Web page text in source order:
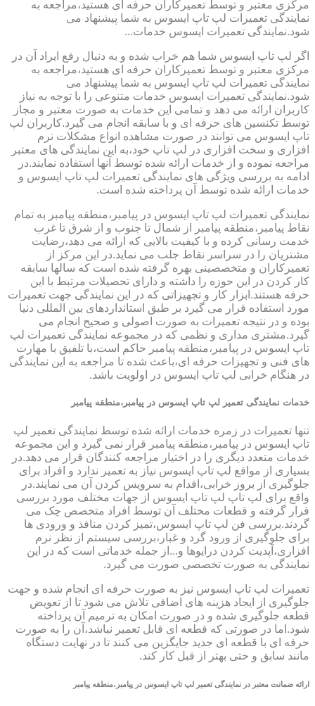
مرکزی معتبر و توسط تعمیرکاران حرفه ای هستید،مراجعه به
نمایندگی تعمیرات لپ تاپ ایسوس به شما پیشنهاد می
شود.نمایندگی تعمیرات ایسوس خدمات...
اگر لپ تاپ ایسوس شما هم خراب شده و به دنبال رفع ایراد آن در
مرکزی معتبر و توسط تعمیرکاران حرفه ای هستید،مراجعه به
نمایندگی تعمیرات لپ تاپ ایسوس به شما پیشنهاد می
شود.نمایندگی تعمیرات ایسوس خدمات متنوعی را با توجه به نیاز
کاربران ارائه می دهد و تمامی این خدمات به صورت معتبر و مجاز
توسط تکنسین های حرفه ای و با سابقه انجام می گیرد.کاربران لپ
تاپ ایسوس می توانند در صورت مشاهده انواع مشکلات نرم
افزاری و سخت افزاری در لپ تاپ خود،به این نمایندگی های معتبر
مراجعه نموده و از خدمات ارائه شده توسط آنها استفاده نمایند.در
ادامه به بررسی ویژگی های نمایندگی تعمیرات لپ تاپ ایسوس و
خدمات ارائه شده توسط آن پرداخته شده است.
نمایندگی تعمیرات لپ تاپ ایسوس در پیامبر،منطقه پیامبر به تمام
نقاط پیامبر،منطقه پیامبر از شمال تا جنوب و از شرق تا غرب
خدمت رسانی کرده و با کیفیت بالایی که ارائه می دهد،رضایت
مشتریان را در سراسر نقاط جلب می نماید.در این مرکز از
تعمیرکاران و متخصصینی بهره گرفته شده است که سالها سابقه
کار کردن در این حوزه را داشته و دارای تحصیلات مرتبط با این
حرفه هستند.ابزار کار و تجهیزاتی که در این نمایندگی جهت تعمیرات
مورد استفاده قرار می گیرد بر طبق استانداردهای بین المللی دنیا
بوده و در نتیجه تعمیرات به صورت اصولی و صحیح انجام می
گیرد.مشتری مداری و نظمی که در مجموعه نمایندگی تعمیرات لپ
تاپ ایسوس در پیامبر،منطقه پیامبر حاکم است،با تلفیق با مهارت
های فنی و تجهیزات حرفه ای،باعث شده تا مراجعه به این نمایندگی
در هنگام خرابی لپ تاپ ایسوس در اولویت باشد.
خدمات نمایندگی تعمیر لپ تاپ ایسوس در پیامبر،منطقه پیامبر
تنها تعمیرات در زمره خدمات ارائه شده توسط نمایندگی تعمیر لپ
تاپ ایسوس در پیامبر،منطقه پیامبر قرار نمی گیرد و این مجموعه
خدمات متعدد دیگری را در اختیار مراجعه کنندگان قرار می دهد.در
بسیاری از مواقع لپ تاپ ایسوس نیاز به تعمیر ندارد و افراد برای
جلوگیری از بروز خرابی،اقدام به سرویس کردن آن می نمایند.در
واقع برای لپ تاپ لپ تاپ ایسوس از جهات مختلف مورد بررسی
قرار گرفته و قطعات مختلف آن توسط افراد متخصص چک می
گردند.بررسی فن لپ تاپ ایسوس،تمیز کردن منافذ و ورودی ها
برای جلوگیری از ورود گرد و غبار،بررسی سیستم از نظر نرم
افزاری،آپدیت کردن درایوها و...از جمله خدماتی است که در این
نمایندگی به صورت تخصصی صورت می گیرد.
تعمیرات لپ تاپ ایسوس نیز به صورت حرفه ای انجام شده و جهت
جلوگیری از ایجاد هزینه های اضافی تلاش می شود تا از تعویض
قطعه جلوگیری شده و در صورت امکان به ترمیم آن پرداخته
شود.اما در صورتی که قطعه ای قابل تعمیر نباشد،آن را به صورت
حرفه ای با قطعه ای جدید جایگزین می کنند تا در نهایت دستگاه
مانند سابق و حتی بهتر از قبل کار کند.
ارائه ضمانت معتبر در نمایندگی تعمیر لپ تاپ ایسوس در پیامبر،منطقه پیامبر